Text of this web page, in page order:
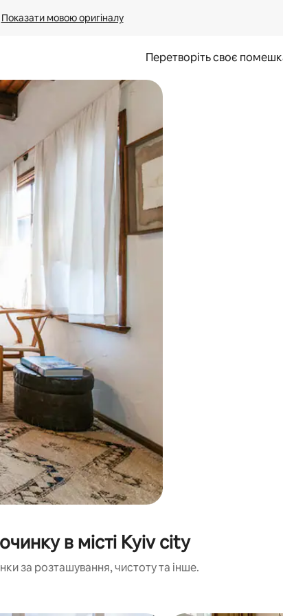
Показати мовою оригіналу
Перетворіть своє
вгору та вниз або жести дотику та гортання.
в місті Kyiv city
за розташування, чистоту та інше.